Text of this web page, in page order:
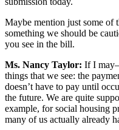
Maybe mention just some of
something we should be
you see in the bill.
Ms. Nancy Taylor: If I
things that we see: the
doesn’t have to pay until
the future. We are quite
example, for social housing
many of us actually already